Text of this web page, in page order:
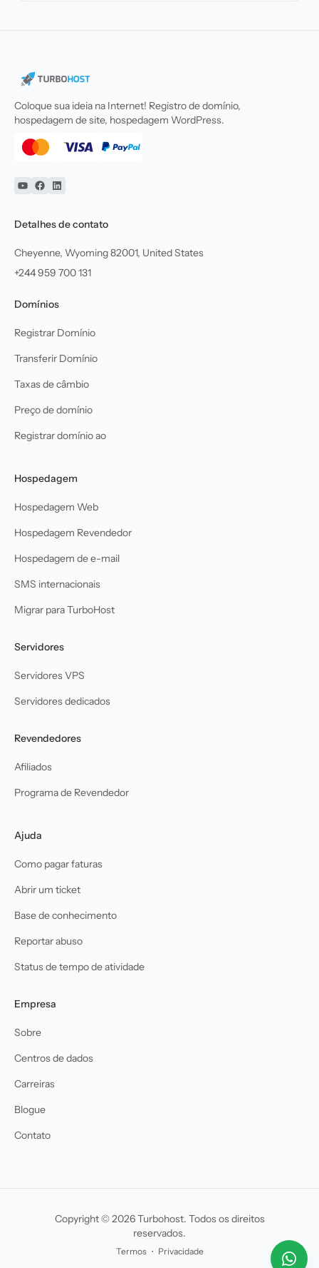
Coloque sua ideia na Internet! Registro de domínio,
hospedagem de site, hospedagem WordPress.
YouTube
Facebook
Linkedin
Detalhes de contato
Cheyenne, Wyoming 82001, United States
+244 959 700 131
Domínios
Registrar Domínio
Transferir Domínio
Taxas de câmbio
Preço de domínio
Registrar domínio ao
Hospedagem
Hospedagem Web
Hospedagem Revendedor
Hospedagem de e-mail
SMS internacionais
Migrar para TurboHost
Servidores
Servidores VPS
Servidores dedicados
Revendedores
Afiliados
Programa de Revendedor
Ajuda
Como pagar faturas
Abrir um ticket
Base de conhecimento
Reportar abuso
Status de tempo de atividade
Empresa
Sobre
Centros de dados
Carreiras
Blogue
Contato
Copyright © 2026 Turbohost. Todos os direitos
reservados.
Termos・ Privacidade